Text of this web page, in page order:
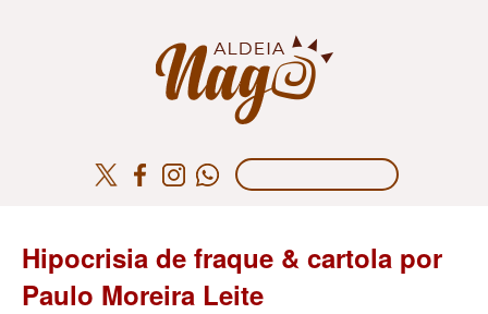
Hipocrisia de fraque & cartola por
Paulo Moreira Leite